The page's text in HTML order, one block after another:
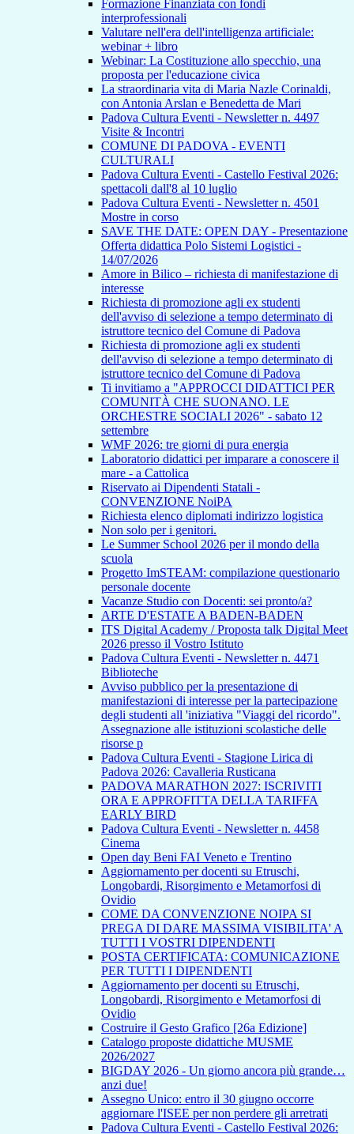
Formazione Finanziata con fondi
interprofessionali
Valutare nell'era dell'intelligenza artificiale:
webinar + libro
Webinar: La Costituzione allo specchio, una
proposta per l'educazione civica
La straordinaria vita di Maria Nazle Corinaldi,
con Antonia Arslan e Benedetta de Mari
Padova Cultura Eventi - Newsletter n. 4497
Visite & Incontri
COMUNE DI PADOVA - EVENTI
CULTURALI
Padova Cultura Eventi - Castello Festival 2026:
spettacoli dall'8 al 10 luglio
Padova Cultura Eventi - Newsletter n. 4501
Mostre in corso
SAVE THE DATE: OPEN DAY - Presentazione
Offerta didattica Polo Sistemi Logistici -
14/07/2026
Amore in Bilico – richiesta di manifestazione di
interesse
Richiesta di promozione agli ex studenti
dell'avviso di selezione a tempo determinato di
istruttore tecnico del Comune di Padova
Richiesta di promozione agli ex studenti
dell'avviso di selezione a tempo determinato di
istruttore tecnico del Comune di Padova
Ti invitiamo a "APPROCCI DIDATTICI PER
COMUNITÀ CHE SUONANO. LE
ORCHESTRE SOCIALI 2026" - sabato 12
settembre
WMF 2026: tre giorni di pura energia
Laboratorio didattici per imparare a conoscere il
mare - a Cattolica
Riservato ai Dipendenti Statali -
CONVENZIONE NoiPA
Richiesta elenco diplomati indirizzo logistica
Non solo per i genitori.
Le Summer School 2026 per il mondo della
scuola
Progetto ImSTEAM: compilazione questionario
personale docente
Vacanze Studio con Docenti: sei pronto/a?
ARTE D'ESTATE A BADEN-BADEN
ITS Digital Academy / Proposta talk Digital Meet
2026 presso il Vostro Istituto
Padova Cultura Eventi - Newsletter n. 4471
Biblioteche
Avviso pubblico per la presentazione di
manifestazioni di interesse per la partecipazione
degli studenti all 'iniziativa "Viaggi del ricordo".
Assegnazione alle istituzioni scolastiche delle
risorse p
Padova Cultura Eventi - Stagione Lirica di
Padova 2026: Cavalleria Rusticana
PADOVA MARATHON 2027: ISCRIVITI
ORA E APPROFITTA DELLA TARIFFA
EARLY BIRD
Padova Cultura Eventi - Newsletter n. 4458
Cinema
Open day Beni FAI Veneto e Trentino
Aggiornamento per docenti su Etruschi,
Longobardi, Risorgimento e Metamorfosi di
Ovidio
COME DA CONVENZIONE NOIPA SI
PREGA DI DARE MASSIMA VISIBILITA' A
TUTTI I VOSTRI DIPENDENTI
POSTA CERTIFICATA: COMUNICAZIONE
PER TUTTI I DIPENDENTI
Aggiornamento per docenti su Etruschi,
Longobardi, Risorgimento e Metamorfosi di
Ovidio
Costruire il Gesto Grafico [26a Edizione]
Catalogo proposte didattiche MUSME
2026/2027
BIGDAY 2026 - Un giorno ancora più grande…
anzi due!
Assegno Unico: entro il 30 giugno occorre
aggiornare l'ISEE per non perdere gli arretrati
Padova Cultura Eventi - Castello Festival 2026: